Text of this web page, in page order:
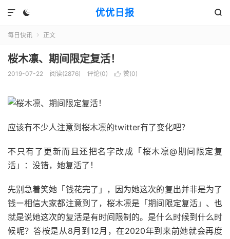
优优日报
 

每日快讯  正文
桜木凛、期间限定复活！
2019-07-22 阅读(2876) 评论(0)  赞(0)
应该有不少人注意到桜木凛的twitter有了变化吧？
不只有了更新而且还把名字改成「桜木凛@期间限定复
活」：没错，她复活了！
先别急着笑她「钱花完了」，因为她这次的复出并非是为了
钱ー相信大家都注意到了，桜木凛是「期间限定复活」、也
就是说她这次的复活是有时间限制的。是什么时候到什么时
候呢？答桉是从8月到12月，在2020年到来前她就会再度